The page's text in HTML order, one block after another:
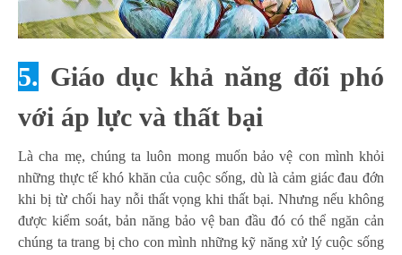
5. Giáo dục khả năng đối phó
với áp lực và thất bại
Là cha mẹ, chúng ta luôn mong muốn bảo vệ con mình khỏi
những thực tế khó khăn của cuộc sống, dù là cảm giác đau đớn
khi bị từ chối hay nỗi thất vọng khi thất bại. Nhưng nếu không
được kiểm soát, bản năng bảo vệ ban đầu đó có thể ngăn cản
chúng ta trang bị cho con mình những kỹ năng xử lý cuộc sống